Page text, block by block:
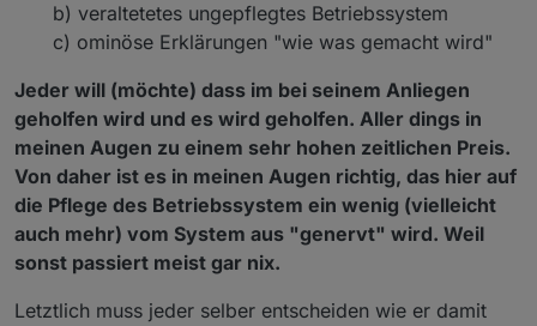
b) veraltetetes ungepflegtes Betriebssystem
c) ominöse Erklärungen "wie was gemacht wird"
Jeder will (möchte) dass im bei seinem Anliegen
geholfen wird und es wird geholfen. Aller dings in
meinen Augen zu einem sehr hohen zeitlichen Preis.
Von daher ist es in meinen Augen richtig, das hier auf
die Pflege des Betriebssystem ein wenig (vielleicht
auch mehr) vom System aus "genervt" wird. Weil
sonst passiert meist gar nix.
Letztlich muss jeder selber entscheiden wie er damit